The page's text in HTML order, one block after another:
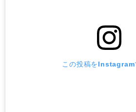
この投稿をInstagram